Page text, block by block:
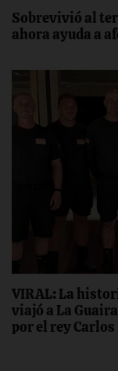
Sobrevivió al
ahora ayuda a
VIRAL: La
viajó a La
por el rey